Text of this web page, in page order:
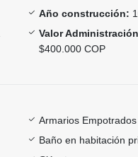
Año construcción:
Valor
$400.000 COP
Armarios Empotrados
Baño en habitación